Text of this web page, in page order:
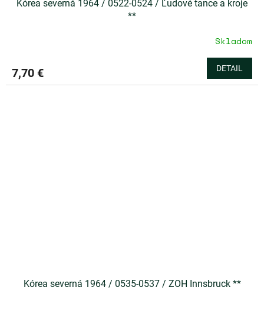
Kórea severná 1964 / 0522-0524 / Ľudové tance a kroje
**
Skladom
7,70 € DETAIL
Kórea severná 1964 / 0535-0537 / ZOH Innsbruck **